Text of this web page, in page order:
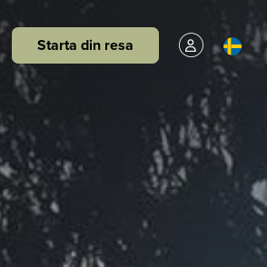
Starta din resa